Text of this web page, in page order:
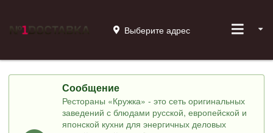
Выберите адрес
Сообщение
Рестораны «Кружка» - это сеть оригинальных
заведений с блюдами русской, европейской и
японской кухни для энергичных деловых